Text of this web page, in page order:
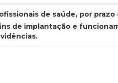
de saúde, por
de implantação e